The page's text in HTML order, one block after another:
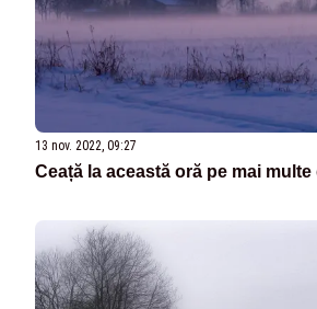
13 nov. 2022, 09:27
Ceață la această oră pe mai